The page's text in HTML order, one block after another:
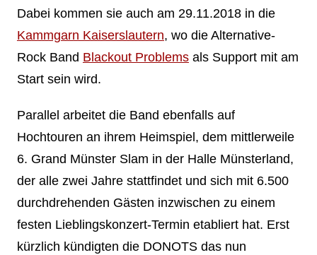
Dabei kommen sie auch am 29.11.2018 in die
Kammgarn Kaiserslautern, wo die Alternative-
Rock Band Blackout Problemsals Support mit am
Start sein wird.
Parallel arbeitet die Band ebenfalls auf
Hochtouren an ihrem Heimspiel, dem mittlerweile
6. Grand Münster Slam in der Halle Münsterland,
der alle zwei Jahre stattfindet und sich mit 6.500
durchdrehenden Gästen inzwischen zu einem
festen Lieblingskonzert-Termin etabliert hat. Erst
kürzlich kündigten die DONOTS das nun